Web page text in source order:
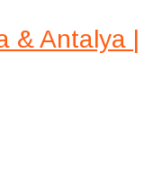
& Antalya |